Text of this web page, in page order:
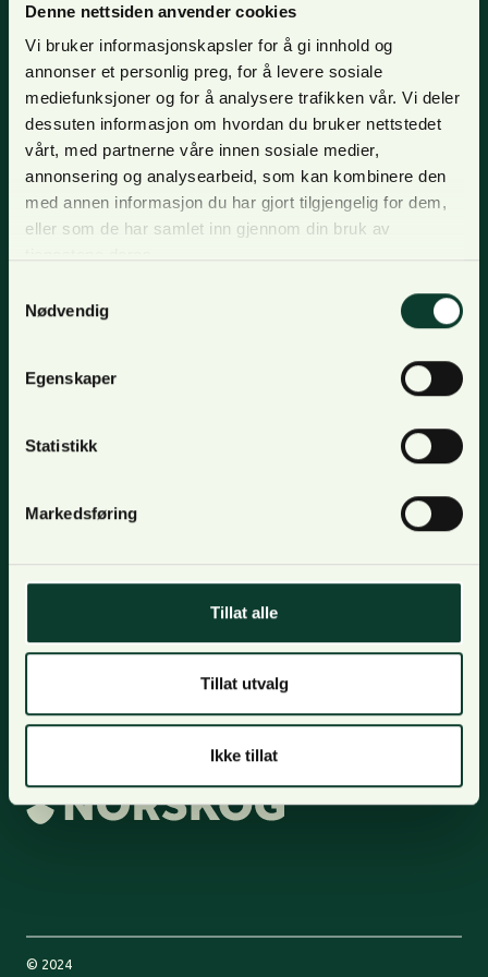
Denne nettsiden anvender cookies
Vi bruker informasjonskapsler for å gi innhold og
annonser et personlig preg, for å levere sosiale
mediefunksjoner og for å analysere trafikken vår. Vi deler
dessuten informasjon om hvordan du bruker nettstedet
vårt, med partnerne våre innen sosiale medier,
annonsering og analysearbeid, som kan kombinere den
med annen informasjon du har gjort tilgjengelig for dem,
eller som de har samlet inn gjennom din bruk av
Nødvendig
Egenskaper
Statistikk
Markedsføring
Tillat alle
Tillat utvalg
Ikke tillat
Nyhetsbrev
For oppdateringer, nyheter og skogfaglige artikler,
meld deg på nyhetsbrevet og få nyhetsbrev på epost.
Meld deg på
Om oss
Kontakt oss
Kontakt oss
Postadresse: Postboks 123, Lilleaker 0216 Oslo
firmapost@norskog.no
© 2024